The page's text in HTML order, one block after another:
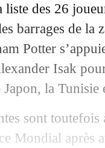
liste des 26
barrages de la
Potter
Isak
la Tunisie
sont
Mondial après
Monaco ?
Mbappé
partir
pour le